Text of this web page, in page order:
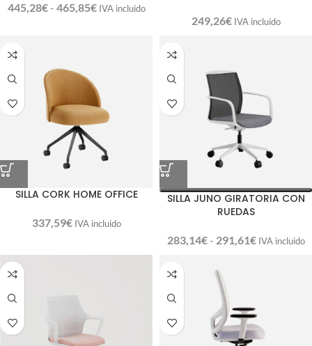
445,28€ - 465,85€ IVA incluido
249,26€ IVA incluido
SILLA CORK HOME OFFICE
337,59€ IVA incluido
SILLA JUNO GIRATORIA CON
RUEDAS
283,14€ - 291,61€ IVA incluido